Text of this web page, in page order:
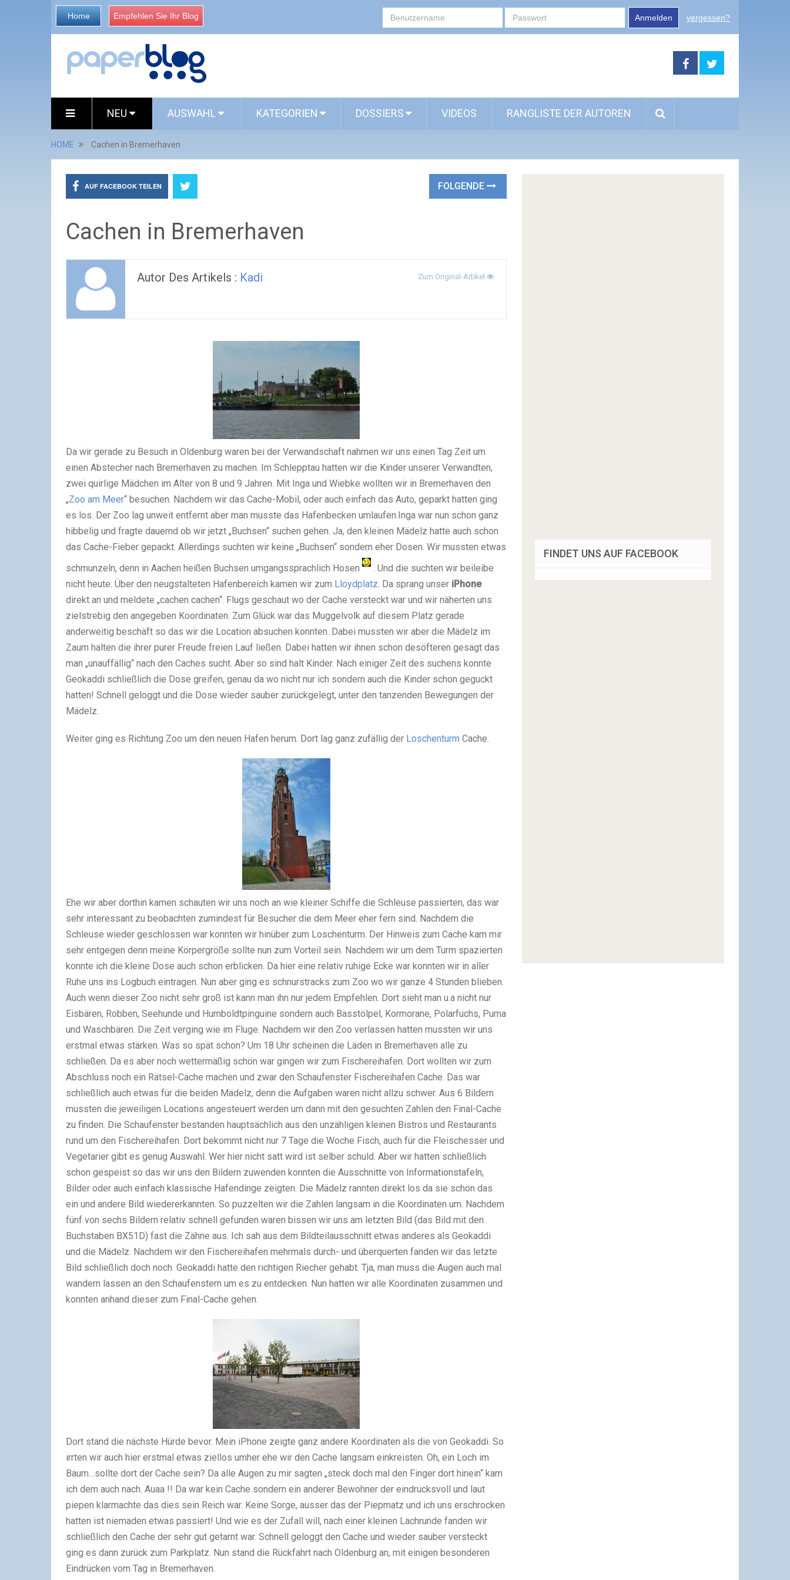
Home Empfehlen Sie Ihr Blog Anmelden vergessen?
NEU AUSWAHL KATEGORIEN DOSSIERS VIDEOS RANGLISTE DER AUTOREN
HOME Cachen in Bremerhaven
AUF FACEBOOK TEILEN FOLGENDE
Cachen in Bremerhaven
Autor Des Artikels : Kadi Zum Original-Artikel
Da wir gerade zu Besuch in Oldenburg waren bei der Verwandschaft nahmen wir uns einen Tag Zeit um
einen Abstecher nach Bremerhaven zu machen. Im Schlepptau hatten wir die Kinder unserer Verwandten,
zwei quirlige Mädchen im Alter von 8 und 9 Jahren. Mit Inga und Wiebke wollten wir in Bremerhaven den
„Zoo am Meer“ besuchen. Nachdem wir das Cache-Mobil, oder auch einfach das Auto, geparkt hatten ging
es los. Der Zoo lag unweit entfernt aber man musste das Hafenbecken umlaufen.Inga war nun schon ganz
hibbelig und fragte dauernd ob wir jetzt „Buchsen“ suchen gehen. Ja, den kleinen Mädelz hatte auch schon
das Cache-Fieber gepackt. Allerdings suchten wir keine „Buchsen“ sondern eher Dosen. Wir mussten etwas
schmunzeln, denn in Aachen heißen Buchsen umgangssprachlich Hosen
. Und die suchten wir beileibe
nicht heute. Über den neugstalteten Hafenbereich kamen wir zum Lloydplatz . Da sprang unser iPhone
direkt an und meldete „cachen cachen“. Flugs geschaut wo der Cache versteckt war und wir näherten uns
zielstrebig den angegeben Koordinaten. Zum Glück war das Muggelvolk auf diesem Platz gerade
anderweitig beschäft so das wir die Location absuchen konnten. Dabei mussten wir aber die Mädelz im
Zaum halten die ihrer purer Freude freien Lauf ließen. Dabei hatten wir ihnen schon desöfteren gesagt das
man „unauffällig“ nach den Caches sucht. Aber so sind halt Kinder. Nach einiger Zeit des suchens konnte
Geokaddi schließlich die Dose greifen, genau da wo nicht nur ich sondern auch die Kinder schon geguckt
hatten! Schnell geloggt und die Dose wieder sauber zurückgelegt, unter den tanzenden Bewegungen der
Mädelz.
Weiter ging es Richtung Zoo um den neuen Hafen herum. Dort lag ganz zufällig der Loschenturm Cache.
Ehe wir aber dorthin kamen schauten wir uns noch an wie kleiner Schiffe die Schleuse passierten, das war
sehr interessant zu beobachten zumindest für Besucher die dem Meer eher fern sind. Nachdem die
Schleuse wieder geschlossen war konnten wir hinüber zum Loschenturm. Der Hinweis zum Cache kam mir
sehr entgegen denn meine Körpergröße sollte nun zum Vorteil sein. Nachdem wir um dem Turm spazierten
konnte ich die kleine Dose auch schon erblicken. Da hier eine relativ ruhige Ecke war konnten wir in aller
Ruhe uns ins Logbuch eintragen. Nun aber ging es schnurstracks zum Zoo wo wir ganze 4 Stunden blieben.
Auch wenn dieser Zoo nicht sehr groß ist kann man ihn nur jedem Empfehlen. Dort sieht man u.a nicht nur
Eisbären, Robben, Seehunde und Humboldtpinguine sondern auch Basstölpel, Kormorane, Polarfuchs, Puma
und Waschbären. Die Zeit verging wie im Fluge. Nachdem wir den Zoo verlassen hatten mussten wir uns
erstmal etwas stärken. Was so spät schon? Um 18 Uhr scheinen die Läden in Bremerhaven alle zu
schließen. Da es aber noch wettermäßig schön war gingen wir zum Fischereihafen. Dort wollten wir zum
Abschluss noch ein Rätsel-Cache machen und zwar den Schaufenster Fischereihafen Cache. Das war
schließlich auch etwas für die beiden Mädelz, denn die Aufgaben waren nicht allzu schwer. Aus 6 Bildern
mussten die jeweiligen Locations angesteuert werden um dann mit den gesuchten Zahlen den Final-Cache
zu finden. Die Schaufenster bestanden hauptsächlich aus den unzähligen kleinen Bistros und Restaurants
rund um den Fischereihafen. Dort bekommt nicht nur 7 Tage die Woche Fisch, auch für die Fleischesser und
Vegetarier gibt es genug Auswahl. Wer hier nicht satt wird ist selber schuld. Aber wir hatten schließlich
schon gespeist so das wir uns den Bildern zuwenden konnten die Ausschnitte von Informationstafeln,
Bilder oder auch einfach klassische Hafendinge zeigten. Die Mädelz rannten direkt los da sie schon das
ein und andere Bild wiedererkannten. So puzzelten wir die Zahlen langsam in die Koordinaten um. Nachdem
fünf von sechs Bildern relativ schnell gefunden waren bissen wir uns am letzten Bild (das Bild mit den
Buchstaben BX51D) fast die Zähne aus. Ich sah aus dem Bildteilausschnitt etwas anderes als Geokaddi
und die Mädelz. Nachdem wir den Fischereihafen mehrmals durch- und überquerten fanden wir das letzte
Bild schließlich doch noch. Geokaddi hatte den richtigen Riecher gehabt. Tja, man muss die Augen auch mal
wandern lassen an den Schaufenstern um es zu entdecken. Nun hatten wir alle Koordinaten zusammen und
konnten anhand dieser zum Final-Cache gehen.
Dort stand die nächste Hürde bevor. Mein iPhone zeigte ganz andere Koordinaten als die von Geokaddi. So
irrten wir auch hier erstmal etwas ziellos umher ehe wir den Cache langsam einkreisten. Oh, ein Loch im
Baum…sollte dort der Cache sein? Da alle Augen zu mir sagten „steck doch mal den Finger dort hinein“ kam
ich dem auch nach. Auaa !! Da war kein Cache sondern ein anderer Bewohner der eindrucksvoll und laut
piepen klarmachte das dies sein Reich war. Keine Sorge, ausser das der Piepmatz und ich uns erschrocken
hatten ist niemaden etwas passiert! Und wie es der Zufall will, nach einer kleinen Lachrunde fanden wir
schließlich den Cache der sehr gut getarnt war. Schnell geloggt den Cache und wieder sauber versteckt
ging es dann zurück zum Parkplatz. Nun stand die Rückfahrt nach Oldenburg an, mit einigen besonderen
Eindrücken vom Tag in Bremerhaven.
FINDET UNS AUF FACEBOOK